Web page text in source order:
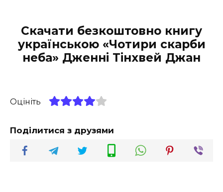
Скачати безкоштовно книгу
українською «Чотири скарби
неба» Дженні Тінхвей Джан
Оцініть
Поділитися з друзями